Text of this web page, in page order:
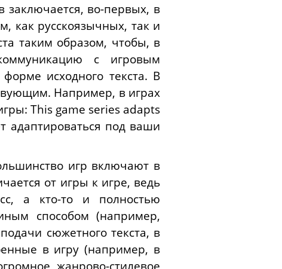
заключается, во-первых, в
как русскоязычных, так и
таким образом, чтобы, в
с игровым
исходного текста. В
Например, в играх
This game series adapts
адаптироваться под ваши
игр включают в
от игры к игре, ведь
а кто-то и полностью
способом (например,
сюжетного текста, в
в игру (например, в
жанрово-стилевое